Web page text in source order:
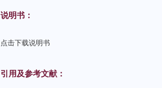
说明书：
点击下载说明书
引用及参考文献：